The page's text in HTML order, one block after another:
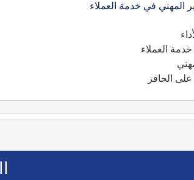
المهني في خدمة العملاء
العملاء
الحافز